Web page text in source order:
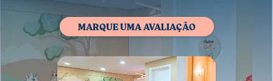
MARQUE UMA AVALIAÇÃO